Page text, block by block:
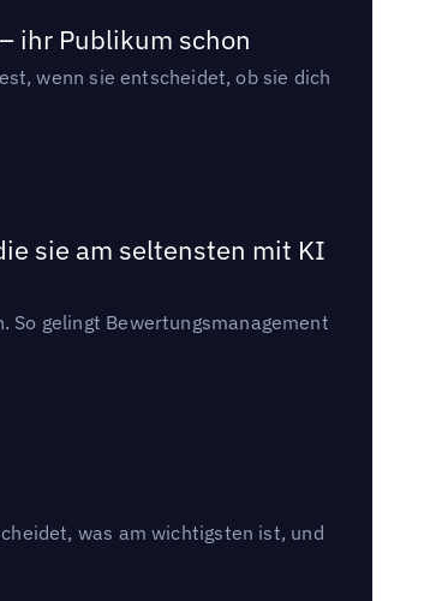
ihr Publikum schon
wenn sie entscheidet, ob sie dich
sie am seltensten mit KI
So gelingt Bewertungsmanagement
was am wichtigsten ist, und